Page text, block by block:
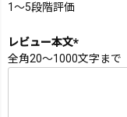
1～5段階評価
レビュー本文
(必
全角20～1000文字まで